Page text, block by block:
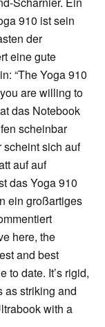
910 ist sein
der
eine gute
“The Yoga 910
are willing to
das Notebook
scheinbar
sich auf
auf auf
das Yoga 910
ein großartiges
here, the
and best
to date. It’s rigid,
as striking and
with a